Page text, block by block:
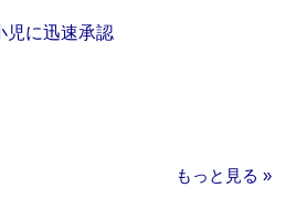
児に迅速承認
もっと見る »